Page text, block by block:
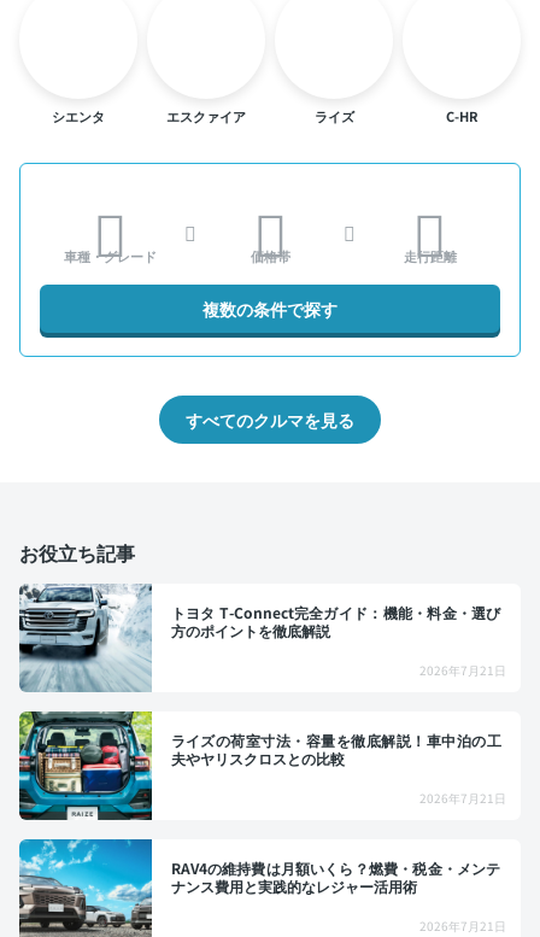
シエンタ エスクァイア ライズ C-HR
車種・グレード 価格帯 走行距離
複数の条件で探す
すべてのクルマを見る
お役立ち記事
トヨタ T-Connect完全ガイド：機能・料金・選び
方のポイントを徹底解説
2026年7月21日
ライズの荷室寸法・容量を徹底解説！車中泊の工
夫やヤリスクロスとの比較
2026年7月21日
RAV4の維持費は月額いくら？燃費・税金・メンテ
ナンス費用と実践的なレジャー活用術
2026年7月21日